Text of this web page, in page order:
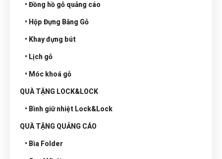
• Đồng hồ gỗ quảng cáo
• Hộp Đựng Bằng Gỗ
• Khay đựng bút
• Lịch gỗ
• Móc khoá gỗ
QUÀ TẶNG LOCK&LOCK
• Bình giữ nhiệt Lock&Lock
QUÀ TẶNG QUẢNG CÁO
• Bìa Folder